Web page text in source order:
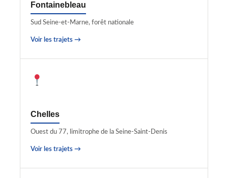
Fontainebleau
Sud Seine-et-Marne, forêt nationale
Voir les trajets →
Chelles
Ouest du 77, limitrophe de la Seine-Saint-Denis
Voir les trajets →